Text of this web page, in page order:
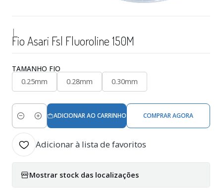
|
Fio Asari Fsl Fluoroline 150M
TAMANHO FIO
0.25mm
0.28mm 0.30mm
Quantidade
ADICIONAR AO CARRINHO COMPRAR AGORA
Adicionar à lista de favoritos
Mostrar stock das localizações